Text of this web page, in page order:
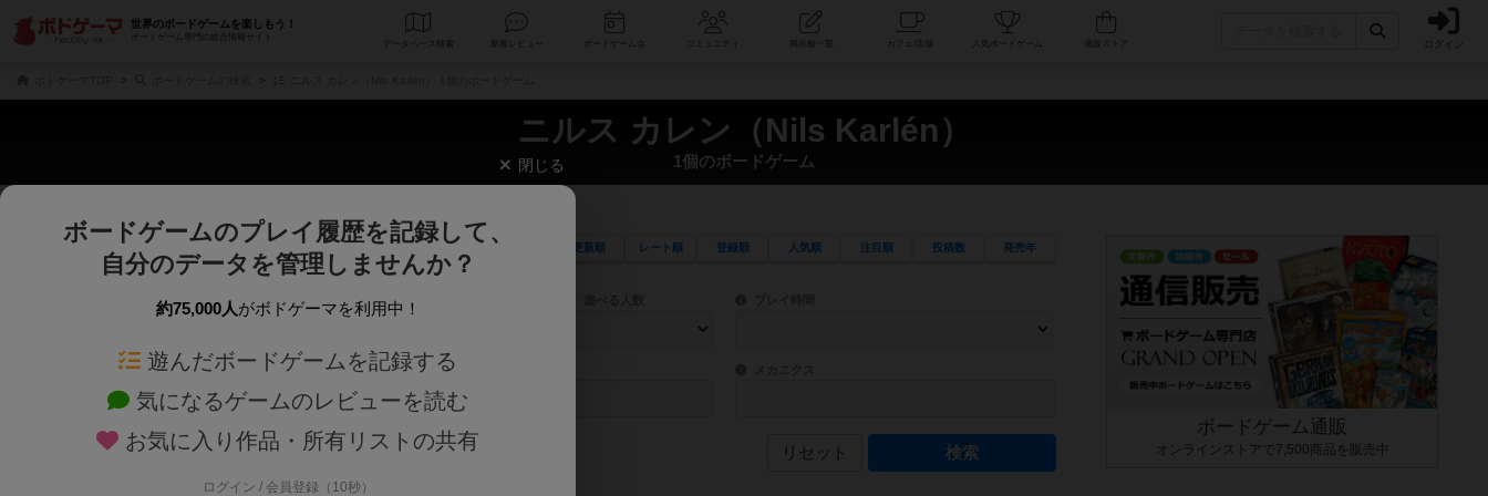
世界のボードゲームを楽しもう！
ボードゲーム専門の総合情報サイト
データベース コミュニティ 人気ボードゲーム ログイン
ニルス カレン（Nils Karlén）
1個のボードゲーム
じっくり表示 更新順 レート順 登録順 人気順 注目順 投稿数 発売年
商品名、商品説明文、デザイナー名、テーマ名、メカニクス名を対象にフリーワード検索ができます。
ゲームデザイナー名を指定して検索できます。
ゲームデザイナー 目安となる所要時間を指定することができます。マニュアルを読む時間や参加者へのルール説明時間は含まれていないため、初めて
対象年齢を指定します。 世界観や登場人物などモチーフ・ストーリーを指定することができます。直感的にゲームシステムを理解できるよう、中世ファンタジー・クッキング・海賊同士の対決など、ゲームコンセプトを絞
テーマ/フレーバー ゲーム性を構成するコアシステムです。主にボードゲームに慣れている方向けの絞込機能です。例えば「ダイスロール」はランダ
リセット
ボードゲーム通販
オンラインストアで7,500商品を販売中
閉じる
ボードゲームのプレイ履歴を記録して、
自分のデータを管理しませんか？
約75,000人がボドゲーマを利用中！
遊んだボードゲームを記録する
気になるゲームのレビューを読む
お気に入り作品・所有リストの共有
ログイン / 会員登録（10秒）